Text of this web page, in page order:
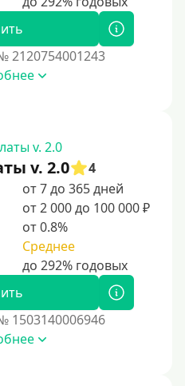
историю, важно
избегать просрочек и
рейтинг. Также полезно
ответственно и
2120754001243
v. 2.0
4
от 7 до 365 дней
от 2 000 до 100 000 ₽
от 0.8%
Среднее
1503140006946